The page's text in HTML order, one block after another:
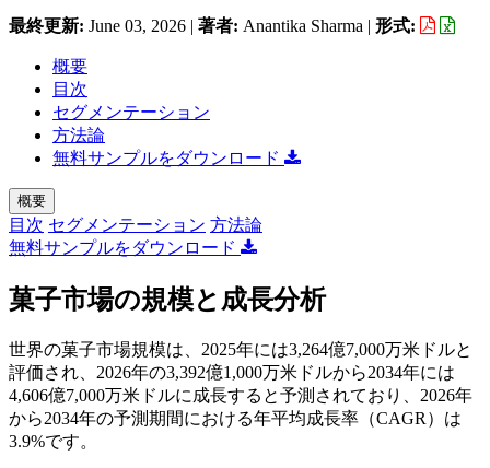
最終更新: June 03, 2026 | 著者: Anantika Sharma | 形式:
概要
目次
セグメンテーション
方法論
無料サンプルをダウンロード
概要
目次 セグメンテーション 方法論
無料サンプルをダウンロード
菓子市場の規模と成長分析
世界の菓子市場規模は、2025年には3,264億7,000万米ドルと
評価され、2026年の3,392億1,000万米ドルから2034年には
4,606億7,000万米ドルに成長すると予測されており、2026年
から2034年の予測期間における年平均成長率（CAGR）は
3.9%です。